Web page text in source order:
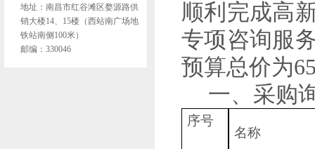
地址：南昌市红谷滩区婺源路供
销大楼14、15楼（西站南广场地
铁站南侧100米）
邮编：330046
顺利完成高
专项咨询服
预算总价为
一、采购
序号
名称